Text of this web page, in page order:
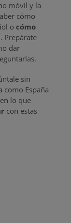
móvil y la
cómo
o cómo
Prepárate
dar
sin
como España
lo que
con estas